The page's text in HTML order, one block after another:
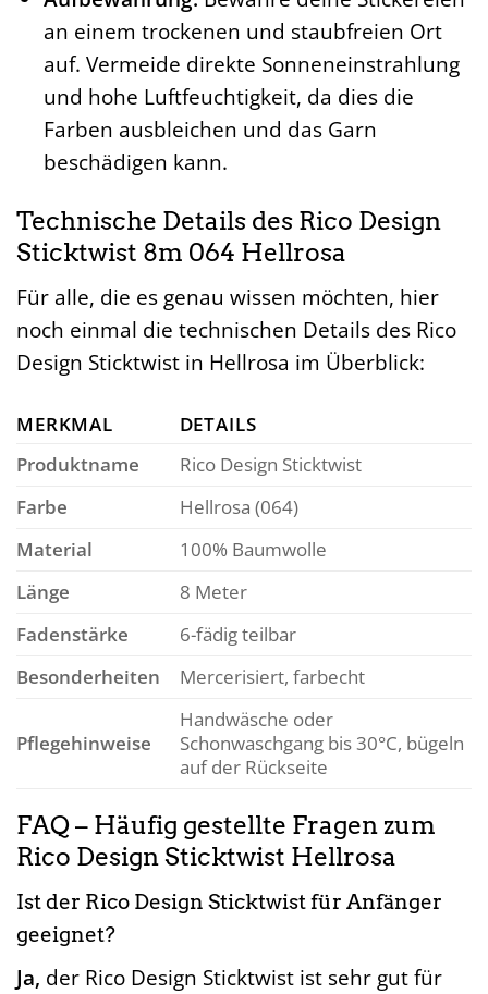
an einem trockenen und staubfreien Ort
auf. Vermeide direkte Sonneneinstrahlung
und hohe Luftfeuchtigkeit, da dies die
Farben ausbleichen und das Garn
beschädigen kann.
Technische Details des Rico Design
Sticktwist 8m 064 Hellrosa
Für alle, die es genau wissen möchten, hier
noch einmal die technischen Details des Rico
Design Sticktwist in Hellrosa im Überblick:
MERKMAL
DETAILS
Produktname
Rico Design Sticktwist
Farbe
Hellrosa (064)
Material
100% Baumwolle
Länge
8 Meter
Fadenstärke
6-fädig teilbar
Besonderheiten
Mercerisiert, farbecht
Pflegehinweise
Handwäsche oder
Schonwaschgang bis 30°C, bügeln
auf der Rückseite
FAQ – Häufig gestellte Fragen zum
Rico Design Sticktwist Hellrosa
Ist der Rico Design Sticktwist für Anfänger
geeignet?
Ja, der Rico Design Sticktwist ist sehr gut für